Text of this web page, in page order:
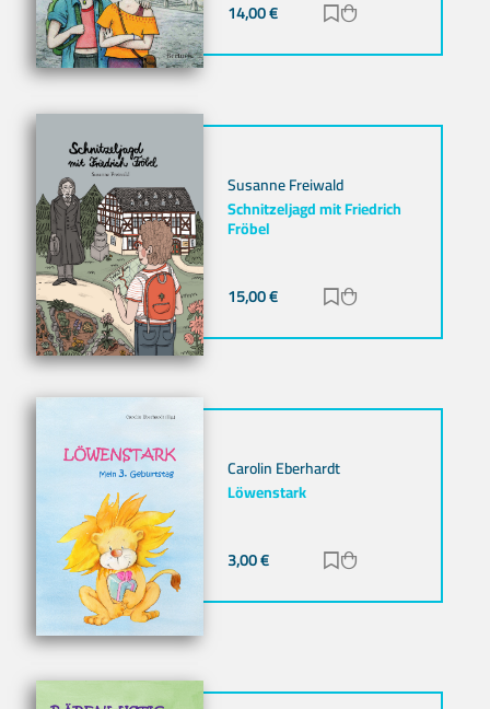
14,00€ Zur Merkliste
Susanne Freiwald
Schnitzeljagd mit Friedrich
Fröbel
15,00€ Zur Merkliste
Carolin Eberhardt
Löwenstark
3,00€ Zur Merkliste